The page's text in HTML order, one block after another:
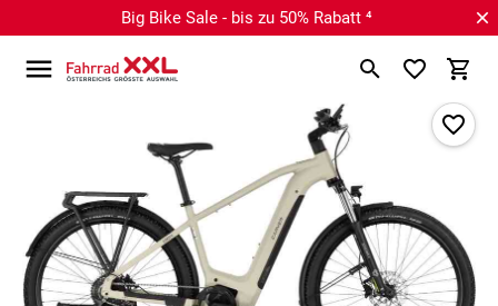
Big Bike Sale - bis zu 50% Rabatt ⁴